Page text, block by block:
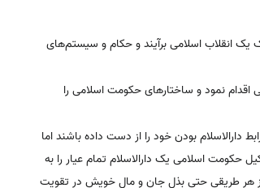
یک انقلاب اسلامی برآیند و حکام و سیستم‌های
نمود و ساختارهای حکومت اسلامی را
بودن خود را از دست داده باشند اما
اسلامی یک دارالاسلام تمام عیار را به
از هر طریقی حتی بذل جان و مال خویش در تقویت